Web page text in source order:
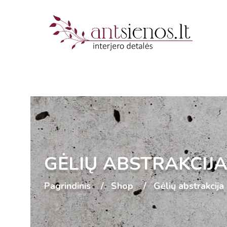
GĖLIŲ ABSTRAKCIJA
Pagrindinis Shop Gėlių abstrakcija